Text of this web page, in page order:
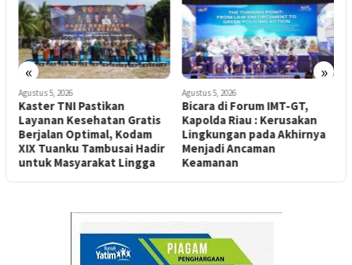
« »
Agustus 5, 2026
Kaster TNI Pastikan
Layanan Kesehatan Gratis
Berjalan Optimal, Kodam
XIX Tuanku Tambusai Hadir
untuk Masyarakat Lingga
Agustus 5, 2026
Bicara di Forum IMT-GT,
Kapolda Riau : Kerusakan
Lingkungan pada Akhirnya
Menjadi Ancaman
Keamanan